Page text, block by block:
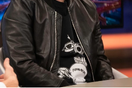
, Dani Martín volvió a
relatar una historia
que, por no detenerse en
botella dentro de la
esperaba.